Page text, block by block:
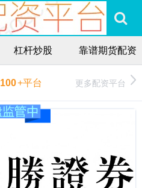
杠杆炒股 靠谱期货配资
100+平台 更多配资平台